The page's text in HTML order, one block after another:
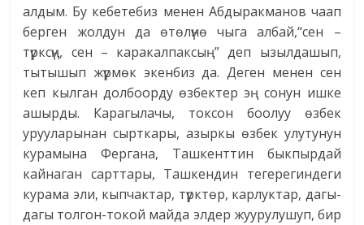
алдым. Бу кебетебиз менен Абдыракманов чаап
берген жолдун да өтөлүнө чыга албай,“сен –
түрксүң, сен – каракалпаксың” деп ызылдашып,
тытышып жүрмөк экенбиз да. Деген менен сен
кеп кылган долбоорду өзбектер эң сонун ишке
ашырды. Карагылачы, токсон боолуу өзбек
урууларынан сырткары, азыркы өзбек улутунун
курамына Фергана, Ташкенттин быкпырдай
кайнаган сарттары, Ташкендин тегерегиндеги
курама эли, кыпчактар, түрктөр, карлуктар, дагы-
дагы толгон-токой майда элдер жуурулушуп, бир